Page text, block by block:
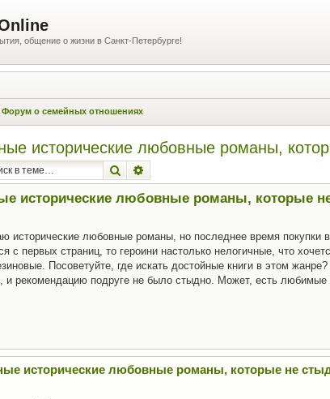
общение о жизни в Санкт-Петербурге!
Форум о семейных отношениях
исторические любовные романы,
Поиск
исторические любовные романы, которые
исторические любовные романы, но последнее время покупки
с первых страниц, то героини настолько нелогичные, что
Посоветуйте, где искать достойные книги в этом
и рекомендацию подруге не было стыдно. Может, есть
исторические любовные романы, которые не